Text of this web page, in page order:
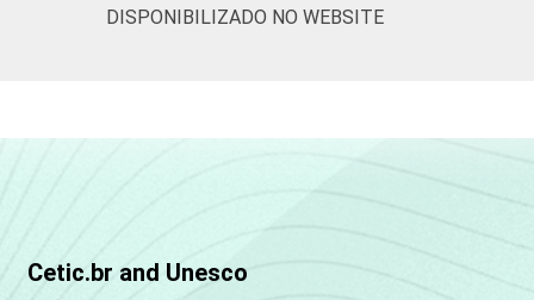
DISPONIBILIZADO NO WEBSITE
Cetic.br and Unesco